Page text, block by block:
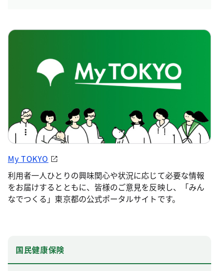
My TOKYO
利用者一人ひとりの興味関心や状況に応じて必要な情報
をお届けするとともに、皆様のご意見を反映し、「みん
なでつくる」東京都の公式ポータルサイトです。
国民健康保険